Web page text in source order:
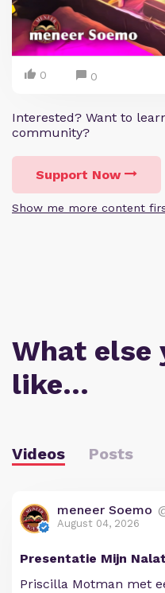
0 0
Interested? Want to
community?
Support Now
Show me more content
What else
like…
Videos Posts
meneer Soemo
August 04, 2026
Presentatie Mijn
Priscilla Motman met